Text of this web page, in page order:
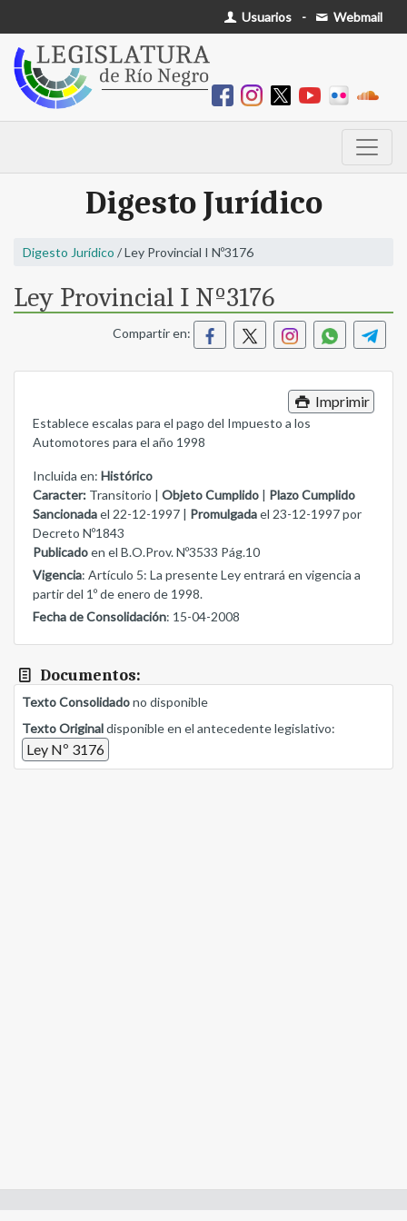
Usuarios - Webmail
Digesto Jurídico
Digesto Jurídico / Ley Provincial I Nº3176
Ley Provincial I Nº3176
Compartir en:
Imprimir
Establece escalas para el pago del Impuesto a los
Automotores para el año 1998
Incluida en: Histórico
Caracter: Transitorio | Objeto Cumplido
Plazo Cumplido
Sancionadael 22-12-1997 | Promulgadael 23-12-1997 por
Decreto Nº1843
Publicadoen el B.O.Prov. Nº3533 Pág.10
Vigencia: Artículo 5: La presente Ley entrará en vigencia a
partir del 1º de enero de 1998.
Fecha de Consolidación: 15-04-2008
Documentos:
Texto Consolidadono disponible
Texto Originaldisponible en el antecedente legislativo:
Ley Nº 3176